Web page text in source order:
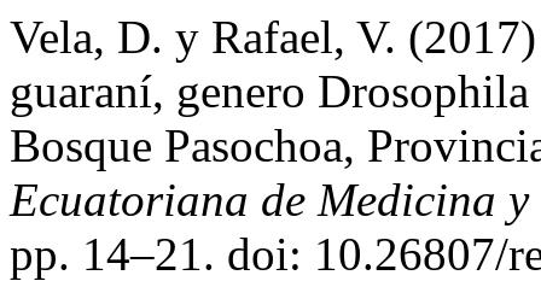
Vela, D. y Rafael, V.
guaraní, genero
Bosque Pasochoa,
Ecuatoriana de Medicina
pp. 14–21. doi: 10.26807/